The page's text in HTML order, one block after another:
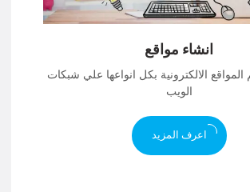
انشاء مواقع
الالكترونية بكل انواعها علي شبكات
الويب
اعرف المزيد